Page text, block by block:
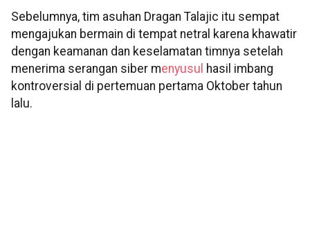
Sebelumnya, tim asuhan Dragan Talajic itu sempat
mengajukan bermain di tempat netral karena khawatir
dengan keamanan dan keselamatan timnya setelah
menerima serangan siber menyusul hasil imbang
kontroversial di pertemuan pertama Oktober tahun
lalu.